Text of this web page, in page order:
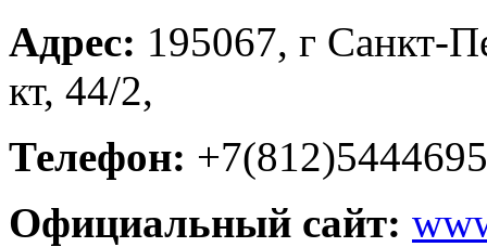
Адрес: 195067, г Санкт-
кт, 44/2,
Телефон: +7(812)5444695
Официальный сайт: